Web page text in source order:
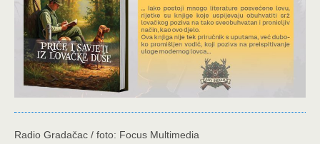
Radio Gradačac / foto: Focus Multimedia